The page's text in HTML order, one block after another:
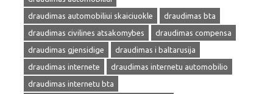
draudimas automobiliui skaiciuokle
draudimas bta
draudimas civilines atsakomybes
draudimas compensa
draudimas gjensidige
draudimas i baltarusija
draudimas internete
draudimas internetu automobilio
draudimas internetu bta